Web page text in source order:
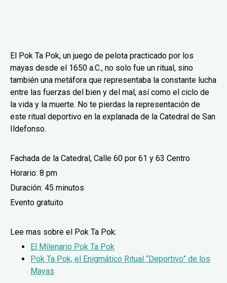
El Pok Ta Pok, un juego de pelota practicado por los
mayas desde el 1650 a.C., no solo fue un ritual, sino
también una metáfora que representaba la constante lucha
entre las fuerzas del bien y del mal, así como el ciclo de
la vida y la muerte. No te pierdas la representación de
este ritual deportivo en la explanada de la Catedral de San
Ildefonso.
Fachada de la Catedral, Calle 60 por 61 y 63 Centro
Horario: 8 pm
Duración: 45 minutos
Evento gratuito
Lee mas sobre el Pok Ta Pok:
El Milenario Pok Ta Pok
Pok Ta Pok, el Enigmático Ritual “Deportivo” de los
Mayas